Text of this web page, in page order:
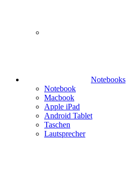
Notebooks
Notebook
Macbook
Apple iPad
Android Tablet
Taschen
Lautsprecher